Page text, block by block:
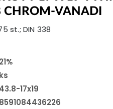
CHROM-VANADI
st.; DIN 338
21%
ks
43.8-17x19
8591084436226